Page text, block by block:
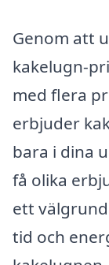
Genom att
kakelugn-
med flera
erbjuder
bara i dina
få olika
ett
tid och